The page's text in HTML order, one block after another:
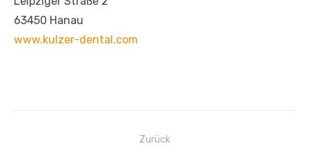
63450 Hanau
www.kulzer-dental.com
Beitragsnavigation
Zurück